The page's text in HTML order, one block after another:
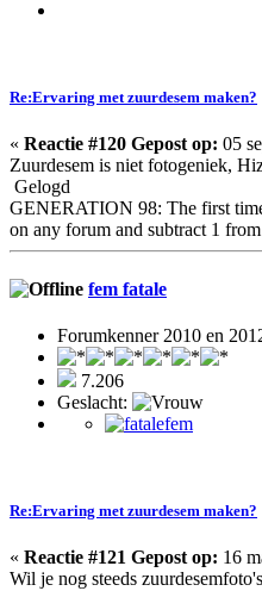
Re:Ervaring met zuurdesem maken?
« Reactie #120 Gepost op: 05
Zuurdesem is niet fotogeniek,
Gelogd
GENERATION 98: The first
on any forum and subtract 1
fem fatale
Forumkenner 2010 en
7.206
Geslacht:
Re:Ervaring met zuurdesem maken?
« Reactie #121 Gepost op: 16
Wil je nog steeds